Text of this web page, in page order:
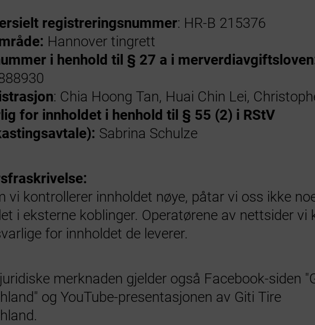
registreringsnummer: HR-B 215376
Hannover tingrett
i henhold til § 27 a i
: Chia Hoong Tan, Huai Chin Lei,
for innholdet i henhold til § 55 (2) i RStV
Sabrina Schulze
vi kontrollerer innholdet nøye, påtar vi oss ikke
i eksterne koblinger. Operatørene av nettsider vi
for innholdet de leverer.
merknaden gjelder også Facebook-siden
og YouTube-presentasjonen av Giti Tire